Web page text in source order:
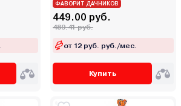
ФАВОРИТ ДАЧНИКОВ
449.00 руб.
489.41 руб.
от 12 руб. руб./мес.
Купить